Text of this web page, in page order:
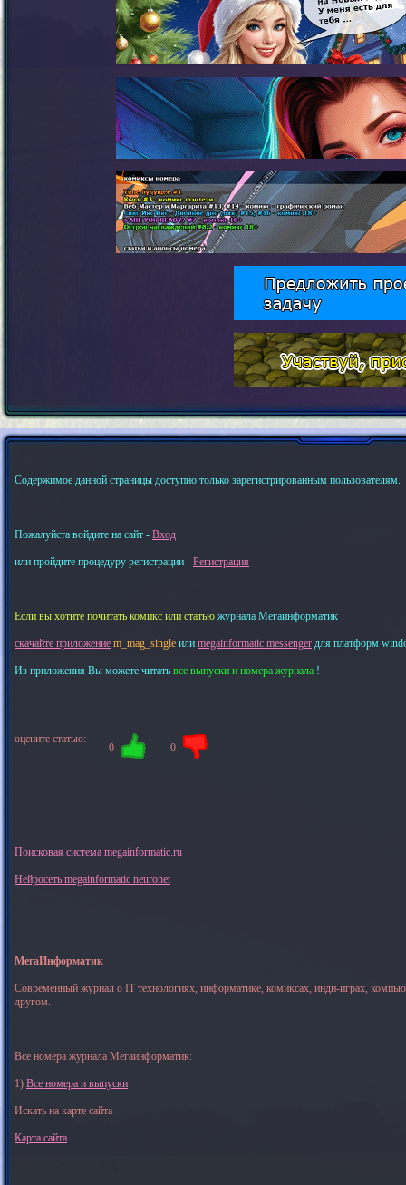
Содержимое данной страницы доступно только зарегистрированным пользователям.
Пожалуйста войдите на сайт - Вход
или пройдите процедуру регистрации - Регистрация
Если вы хотите почитать комикс или статью журнала Мегаинформатик
скачайте приложение m_mag_single или megainformatic messenger для платформ
Из приложения Вы можете читать все выпуски и номера журнала !
оцените статью:
0 0
Поисковая система megainformatic.ru
Нейросеть megainformatic neuronet
МегаИнформатик
Современный журнал о IT технологиях, информатике, комиксах, инди-играх,
другом.
Все номера журнала Мегаинформатик:
1) Все номера и выпуски
Искать на карте сайта -
Карта сайта